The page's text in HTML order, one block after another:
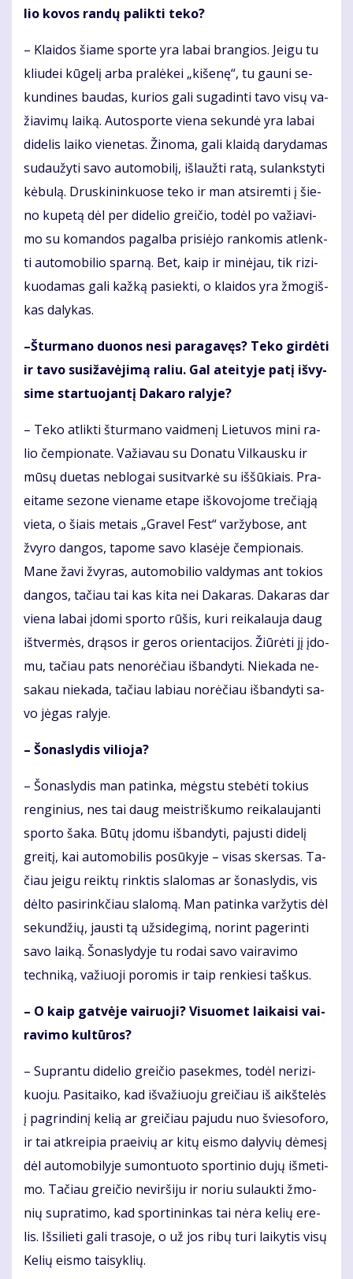
lio ko­vos ran­dų pa­lik­ti te­ko?
– Klai­dos šia­me spor­te yra la­bai bran­gios. Jei­gu tu
kliu­dei kū­ge­lį ar­ba pra­lė­kei „ki­še­nę“, tu gau­ni se­
kun­di­nes bau­das, ku­rios ga­li su­ga­din­ti ta­vo vi­sų va­
žia­vi­mų lai­ką. Au­to­spor­te vie­na se­kun­dė yra la­bai
di­de­lis lai­ko vie­ne­tas. Ži­no­ma, ga­li klai­dą da­ry­da­mas
su­dau­žy­ti sa­vo au­to­mo­bi­lį, iš­lauž­ti ra­tą, su­lanks­ty­ti
kė­bu­lą. Drus­ki­nin­kuo­se te­ko ir man at­si­rem­ti į šie­
no ku­pe­tą dėl per di­de­lio grei­čio, to­dėl po va­žia­vi­
mo su ko­man­dos pa­gal­ba pri­si­ė­jo ran­ko­mis at­lenk­
ti au­to­mo­bi­lio spar­ną. Bet, kaip ir mi­nė­jau, tik ri­zi­
kuo­da­mas ga­li kaž­ką pa­siek­ti, o klai­dos yra žmo­giš­
kas da­ly­kas.
–Štur­ma­no duo­nos ne­si pa­ra­ga­vęs? Te­ko gir­dė­ti
ir ta­vo su­si­ža­vė­ji­mą ra­liu. Gal at­ei­ty­je pa­tį iš­vy­
si­me star­tuo­jan­tį Da­ka­ro ra­ly­je?
– Te­ko at­lik­ti štur­ma­no vaid­me­nį Lie­tu­vos mi­ni ra­
lio čem­pio­na­te. Va­žia­vau su Do­na­tu Vil­kaus­ku ir
mū­sų du­e­tas ne­blo­gai su­si­tvar­kė su iš­šū­kiais. Pra­
ei­ta­me se­zo­ne vie­na­me eta­pe iš­ko­vo­jo­me tre­či­ą­ją
vie­ta, o šiais me­tais „Gra­vel Fest“ var­žy­bo­se, ant
žvy­ro dan­gos, ta­po­me sa­vo kla­sė­je čem­pio­nais.
Ma­ne ža­vi žvy­ras, au­to­mo­bi­lio val­dy­mas ant to­kios
dan­gos, ta­čiau tai kas ki­ta nei Da­ka­ras. Da­ka­ras dar
vie­na la­bai įdo­mi spor­to rū­šis, ku­ri rei­ka­lau­ja daug
iš­tver­mės, drą­sos ir ge­ros orien­ta­ci­jos. Žiū­rė­ti jį įdo­
mu, ta­čiau pats ne­no­rė­čiau iš­ban­dy­ti. Nie­ka­da ne­
sa­kau nie­ka­da, ta­čiau la­biau no­rė­čiau iš­ban­dy­ti sa­
vo jė­gas ra­ly­je.
– Šo­nas­ly­dis vi­lio­ja?
– Šo­nas­ly­dis man pa­tin­ka, mėgs­tu ste­bė­ti to­kius
ren­gi­nius, nes tai daug meist­riš­ku­mo rei­ka­lau­jan­ti
spor­to ša­ka. Bū­tų įdo­mu iš­ban­dy­ti, pa­jus­ti di­de­lį
grei­tį, kai au­to­mo­bi­lis po­sū­ky­je – vi­sas sker­sas. Ta­
čiau jei­gu reik­tų rink­tis sla­lo­mas ar šo­nas­ly­dis, vis
dėl­to pa­si­rink­čiau sla­lo­mą. Man pa­tin­ka var­žy­tis dėl
se­kun­džių, jaus­ti tą už­si­de­gi­mą, no­rint pa­ge­rin­ti
sa­vo lai­ką. Šo­nas­ly­dy­je tu ro­dai sa­vo vai­ra­vi­mo
tech­ni­ką, va­žiuo­ji po­ro­mis ir taip ren­kie­si taš­kus.
– O kaip gat­vė­je vai­ruo­ji? Vi­suo­met lai­kai­si vai­
ra­vi­mo kul­tū­ros?
– Su­pran­tu di­de­lio grei­čio pa­sek­mes, to­dėl ne­ri­zi­
kuo­ju. Pa­si­tai­ko, kad iš­va­žiuo­ju grei­čiau iš aikš­te­lės
į pa­grin­di­nį ke­lią ar grei­čiau pa­ju­du nuo švie­so­fo­ro,
ir tai at­krei­pia pra­ei­vių ar ki­tų eis­mo da­ly­vių dė­me­sį
dėl au­to­mo­bi­ly­je su­mon­tuo­to spor­ti­nio du­jų iš­me­ti­
mo. Ta­čiau grei­čio ne­vir­ši­ju ir no­riu su­lauk­ti žmo­
nių su­pra­ti­mo, kad spor­ti­nin­kas tai nė­ra ke­lių ere­
lis. Iš­si­lie­ti ga­li tra­so­je, o už jos ri­bų tu­ri lai­ky­tis vi­sų
Ke­lių eis­mo tai­syk­lių.